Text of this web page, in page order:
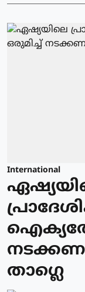
International
താഗ്ലെ